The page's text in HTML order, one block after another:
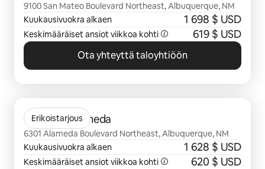
9100 San Mateo Boulevard Northeast, Albuquerque, NM
Kuukausivuokra alkaen
1 698 $ USD
Keskimääräiset ansiot viikkoa kohti 619 $ USD
Ota yhteyttä taloyhtiöön
Erikoistarjous
Olympus Alameda
6301 Alameda Boulevard Northeast, Albuquerque, NM
Kuukausivuokra alkaen
1 628 $ USD
Keskimääräiset ansiot viikkoa kohti 620 $ USD